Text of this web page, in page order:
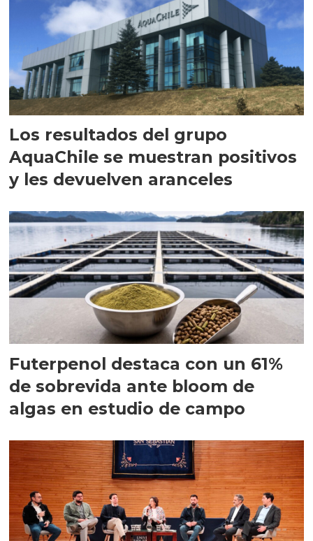
Los resultados del grupo
AquaChile se muestran positivos
y les devuelven aranceles
Futerpenol destaca con un 61%
de sobrevida ante bloom de
algas en estudio de campo